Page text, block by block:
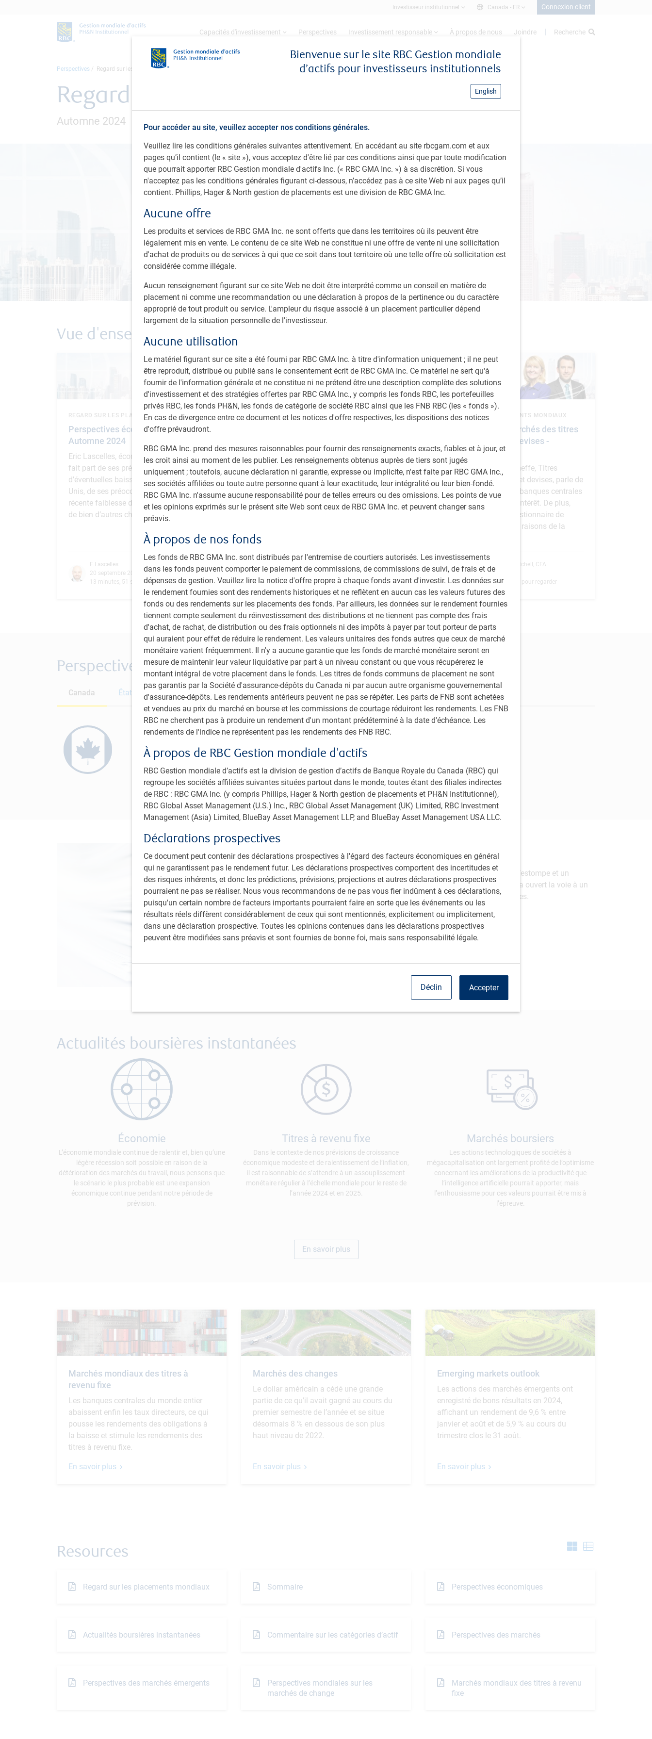
Investisseur institutionnel Canada - FR Connexion client
Capacités d'investissement Perspectives Investissement responsable À propos de nous Joindre Recherche
Bienvenue sur le site RBC Gestion mondiale
d’actifs pour investisseurs institutionnels
English
Pour accéder au site, veuillez accepter nos conditions générales.
Veuillez lire les conditions générales suivantes attentivement. En accédant au site rbcgam.com et aux
pages qu’il contient (le « site »), vous acceptez d'être lié par ces conditions ainsi que par toute modification
que pourrait apporter RBC Gestion mondiale d'actifs Inc. (« RBC GMA Inc. ») à sa discrétion. Si vous
n'acceptez pas les conditions générales figurant ci-dessous, n’accédez pas à ce site Web ni aux pages qu’il
contient. Phillips, Hager & North gestion de placements est une division de RBC GMA Inc.
Aucune offre
Les produits et services de RBC GMA Inc. ne sont offerts que dans les territoires où ils peuvent être
légalement mis en vente. Le contenu de ce site Web ne constitue ni une offre de vente ni une sollicitation
d'achat de produits ou de services à qui que ce soit dans tout territoire où une telle offre où sollicitation est
considérée comme illégale.
Aucun renseignement figurant sur ce site Web ne doit être interprété comme un conseil en matière de
placement ni comme une recommandation ou une déclaration à propos de la pertinence ou du caractère
approprié de tout produit ou service. L'ampleur du risque associé à un placement particulier dépend
largement de la situation personnelle de l'investisseur.
Aucune utilisation
Le matériel figurant sur ce site a été fourni par RBC GMA Inc. à titre d'information uniquement ; il ne peut
être reproduit, distribué ou publié sans le consentement écrit de RBC GMA Inc. Ce matériel ne sert qu'à
fournir de l'information générale et ne constitue ni ne prétend être une description complète des solutions
d'investissement et des stratégies offertes par RBC GMA Inc., y compris les fonds RBC, les portefeuilles
privés RBC, les fonds PH&N, les fonds de catégorie de société RBC ainsi que les FNB RBC (les « fonds »).
En cas de divergence entre ce document et les notices d'offre respectives, les dispositions des notices
d'offre prévaudront.
RBC GMA Inc. prend des mesures raisonnables pour fournir des renseignements exacts, fiables et à jour, et
les croit ainsi au moment de les publier. Les renseignements obtenus auprès de tiers sont jugés
uniquement ; toutefois, aucune déclaration ni garantie, expresse ou implicite, n'est faite par RBC GMA Inc.,
ses sociétés affiliées ou toute autre personne quant à leur exactitude, leur intégralité ou leur bien-fondé.
RBC GMA Inc. n'assume aucune responsabilité pour de telles erreurs ou des omissions. Les points de vue
et les opinions exprimés sur le présent site Web sont ceux de RBC GMA Inc. et peuvent changer sans
préavis.
À propos de nos fonds
Les fonds de RBC GMA Inc. sont distribués par l'entremise de courtiers autorisés. Les investissements
dans les fonds peuvent comporter le paiement de commissions, de commissions de suivi, de frais et de
dépenses de gestion. Veuillez lire la notice d'offre propre à chaque fonds avant d'investir. Les données sur
le rendement fournies sont des rendements historiques et ne reflètent en aucun cas les valeurs futures des
fonds ou des rendements sur les placements des fonds. Par ailleurs, les données sur le rendement fournies
tiennent compte seulement du réinvestissement des distributions et ne tiennent pas compte des frais
d'achat, de rachat, de distribution ou des frais optionnels ni des impôts à payer par tout porteur de parts
qui auraient pour effet de réduire le rendement. Les valeurs unitaires des fonds autres que ceux de marché
monétaire varient fréquemment. Il n'y a aucune garantie que les fonds de marché monétaire seront en
mesure de maintenir leur valeur liquidative par part à un niveau constant ou que vous récupérerez le
montant intégral de votre placement dans le fonds. Les titres de fonds communs de placement ne sont
pas garantis par la Société d'assurance-dépôts du Canada ni par aucun autre organisme gouvernemental
d'assurance-dépôts. Les rendements antérieurs peuvent ne pas se répéter. Les parts de FNB sont achetées
et vendues au prix du marché en bourse et les commissions de courtage réduiront les rendements. Les FNB
RBC ne cherchent pas à produire un rendement d'un montant prédéterminé à la date d'échéance. Les
rendements de l'indice ne représentent pas les rendements des FNB RBC.
À propos de RBC Gestion mondiale d'actifs
RBC Gestion mondiale d’actifs est la division de gestion d’actifs de Banque Royale du Canada (RBC) qui
regroupe les sociétés affiliées suivantes situées partout dans le monde, toutes étant des filiales indirectes
de RBC : RBC GMA Inc. (y compris Phillips, Hager & North gestion de placements et PH&N Institutionnel),
RBC Global Asset Management (U.S.) Inc., RBC Global Asset Management (UK) Limited, RBC Investment
Management (Asia) Limited, BlueBay Asset Management LLP, and BlueBay Asset Management USA LLC.
Déclarations prospectives
Ce document peut contenir des déclarations prospectives à l'égard des facteurs économiques en général
qui ne garantissent pas le rendement futur. Les déclarations prospectives comportent des incertitudes et
des risques inhérents, et donc les prédictions, prévisions, projections et autres déclarations prospectives
pourraient ne pas se réaliser. Nous vous recommandons de ne pas vous fier indûment à ces déclarations,
puisqu'un certain nombre de facteurs importants pourraient faire en sorte que les événements ou les
résultats réels diffèrent considérablement de ceux qui sont mentionnés, explicitement ou implicitement,
dans une déclaration prospective. Toutes les opinions contenues dans les déclarations prospectives
peuvent être modifiées sans préavis et sont fournies de bonne foi, mais sans responsabilité légale.
Accepter
Déclin
Perspectives Regard sur les placements mondiaux
Regard sur les placements mondiaux
Automne 2024
Vue d'ensemble - Vidéos
Perspectives économiques -
Automne 2024
REGARD SUR LES PLACEMENTS MONDIAUX
Eric Lascelles, économiste en chef, nous
fait part de ses prévisions concernant
d’éventuelles baisses de taux aux États-
Unis, de ses préoccupations au sujet de la
récente faiblesse des marchés du travail et
de bien d’autres choses encore.
E.Lascelles
20 septembre 2024
13 minutes, 51 secondes pour regarder
REGARD SUR LES PLACEMENTS MONDIAUX
Dan Chornous, chef des placements,
présente ses perspectives pour l’économie
mondiale en 2024, explique les risques qui
pourraient empêcher un atterrissage en
douceur de l’économie et expose ses vues
D.E. Chornous, CFA
20 septembre 2024
14 minutes, 18 secondes pour regarder
Perspectives des marchés des titres
à revenu fixe et des devises -
Automne 2024
REGARD SUR LES PLACEMENTS MONDIAUX
Dagmara Fijalkowski, cheffe, Titres
mondiaux à revenu fixe et devises, parle de
son point de vue sur les banques centrales
et les baisses de taux d’intérêt. De plus,
Dan Mitchell, premier gestionnaire de
portefeuille, examine les raisons de la
D.Fijalkowski, CFA
D.Mitchell, CFA
20 septembre 2024
4 minutes, 53 secondes pour regarder
Perspectives régionales
Canada États-Unis Europe Marchés émergents
Les analystes s’attendent à ce que l’économie canadienne progresse de 0,9 % en 2024 et de 2 % en
1,2 % en 2024, conséquence de l’amélioration des dépenses des consommateurs et des entreprises,
suite à la baisse des coûts d’emprunt et à la hausse des exportations.
Sommaire
L’intense pression économique exercée par les taux d’intérêt élevés s’estompe et un
allégement est en vue, car la réduction des pressions inflationnistes a ouvert la voie à un
assouplissement des conditions monétaires par les banques centrales.
En savoir plus
Actualités boursières instantanées
Économie
L’économie mondiale continue de ralentir et, bien qu’une
légère récession soit possible en raison de la
détérioration des marchés du travail, nous pensons que
le scénario le plus probable est une expansion
économique continue pendant notre période de
prévision.
Titres à revenu fixe
Dans le contexte de nos prévisions de croissance
économique modeste et de ralentissement de l’inflation,
il est raisonnable de s’attendre à un assouplissement
monétaire régulier à l’échelle mondiale pour le reste de
l’année 2024 et en 2025.
Marchés boursiers
Les actions technologiques de sociétés à
mégacapitalisation ont largement profité de l’optimisme
concernant les améliorations de la productivité que
l’intelligence artificielle pourrait apporter, mais
l’enthousiasme pour ces valeurs pourrait être mis à
l’épreuve.
En savoir plus
Marchés mondiaux des titres à
revenu fixe
Les banques centrales du monde entier
abaissent enfin les taux directeurs, ce qui
pousse les rendements des obligations à
la baisse et stimule les rendements des
titres à revenu fixe.
En savoir plus
Marchés des changes
Le dollar américain a cédé une grande
partie de ce qu’il avait gagné au cours du
premier semestre de l’année et se situe
désormais 8 % en dessous de son plus
haut niveau de 2022.
En savoir plus
Emerging markets outlook
Les actions des marchés émergents ont
enregistré de bons résultats en 2024,
affichant un rendement de 9,6 % entre
janvier et août et de 5,9 % au cours du
trimestre clos le 31 août.
En savoir plus
Resources
Regard sur les placements mondiaux Sommaire Perspectives économiques
Actualités boursières instantanées Commentaire sur les catégories d’actif Perspectives des marchés
Perspectives des marchés émergents
Perspectives mondiales sur les
marchés de change
Marchés mondiaux des titres à revenu
fixe